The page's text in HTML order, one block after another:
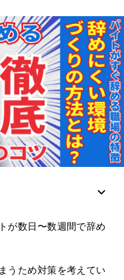
が数日〜数週間で辞め
うため対策を考えてい